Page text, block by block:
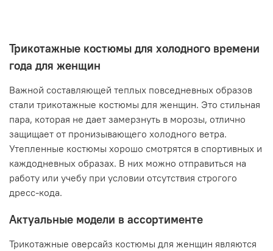
Трикотажные костюмы для холодного времени
года для женщин
Важной составляющей теплых повседневных образов
стали трикотажные костюмы для женщин. Это стильная
пара, которая не дает замерзнуть в морозы, отлично
защищает от пронизывающего холодного ветра.
Утепленные костюмы хорошо смотрятся в спортивных и
каждодневных образах. В них можно отправиться на
работу или учебу при условии отсутствия строгого
дресс-кода.
Актуальные модели в ассортименте
Трикотажные оверсайз костюмы для женщин являются